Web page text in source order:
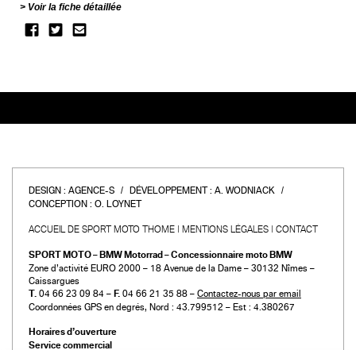
Voir la fiche détaillée
DESIGN : AGENCE-S DÉVELOPPEMENT : A. WODNIACK
CONCEPTION : O. LOYNET
ACCUEIL DE SPORT MOTO THOME MENTIONS LÉGALES CONTACT
SPORT MOTO – BMW Motorrad – Concessionnaire moto BMW
Zone d’activité EURO 2000 – 18 Avenue de la Dame – 30132 Nîmes –
Caissargues
T. 04 66 23 09 84 – F. 04 66 21 35 88 – Contactez-nous par email
Coordonnées GPS en degrés, Nord : 43.799512 – Est : 4.380267
Horaires d’ouverture
Service commercial